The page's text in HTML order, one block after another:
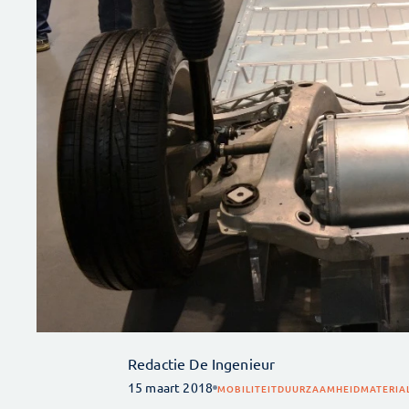
Redactie De Ingenieur
15 maart 2018 MOBILITEITDUURZAAMHEID